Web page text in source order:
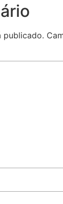
publicado.